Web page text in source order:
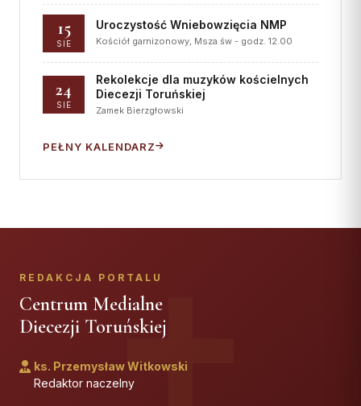
15
SIE
Uroczystość Wniebowzięcia NMP
Kościół garnizonowy, Msza św - godz. 12.00
24
SIE
Rekolekcje dla muzyków kościelnych
Diecezji Toruńskiej
Zamek Bierzgłowski
PEŁNY KALENDARZ
REDAKCJA PORTALU
Centrum Medialne
Diecezji Toruńskiej
ks. Przemysław Witkowski
Redaktor naczelny